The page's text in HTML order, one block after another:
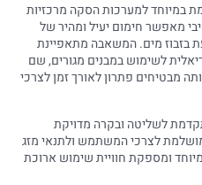
במיוחד למערכות הסקה מרכזיות
מאפשר חימום יעיל ומהיר של
בזבוז מים. המשאבה מתאפיינת
לשימוש במבנים מגורים, שם
מבטיחים פתרון לאורך זמן לצרכי
לשליטה ובקרה מדויקת
לצרכי המשתמש ולתנאי מזג
ומספקת חוויית שימוש ארוכת